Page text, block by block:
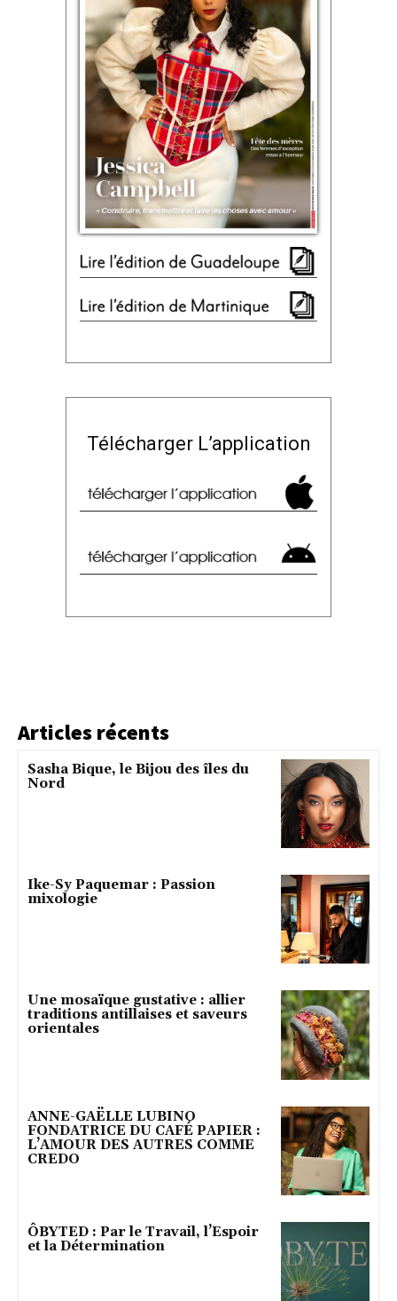
Télécharger L’application
Articles récents
Sasha Bique, le Bijou des îles du
Nord
Ike-Sy Paquemar : Passion
mixologie
Une mosaïque gustative : allier
traditions antillaises et saveurs
orientales
ANNE-GAËLLE LUBINO
FONDATRICE DU CAFÉ PAPIER :
L’AMOUR DES AUTRES COMME
CREDO
ÔBYTED : Par le Travail, l’Espoir
et la Détermination